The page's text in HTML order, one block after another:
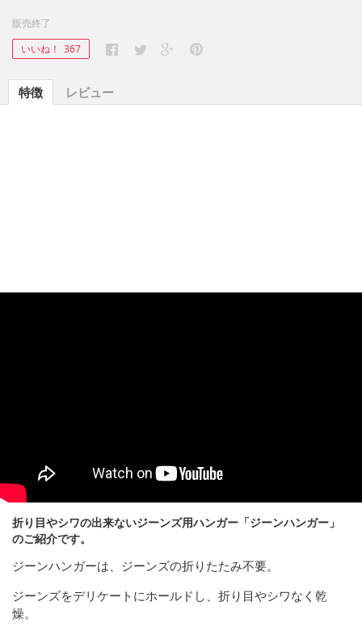
販売終了
いいね！ 367
特徴 レビュー
折り目やシワの出来ないジーンズ用ハンガー「ジーンハンガー」
のご紹介です。
ジーンハンガーは、ジーンズの折りたたみ不要。
ジーンズをデリケートにホールドし、折り目やシワなく乾
燥。